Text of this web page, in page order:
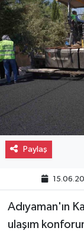
Paylaş
Adıyaman'ın
ulaşım
Spor
Eğitim